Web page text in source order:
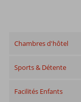
Chambres d'hôtel
Sports & Détente
Facilités Enfants